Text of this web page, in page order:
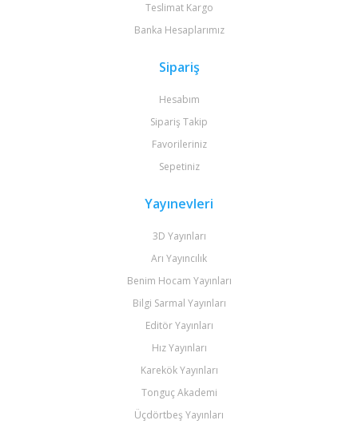
Teslimat Kargo
Banka Hesaplarımız
Sipariş
Hesabım
Sipariş Takip
Favorileriniz
Sepetiniz
Yayınevleri
3D Yayınları
Arı Yayıncılık
Benim Hocam Yayınları
Bilgi Sarmal Yayınları
Editör Yayınları
Hız Yayınları
Karekök Yayınları
Tonguç Akademi
Üçdörtbeş Yayınları